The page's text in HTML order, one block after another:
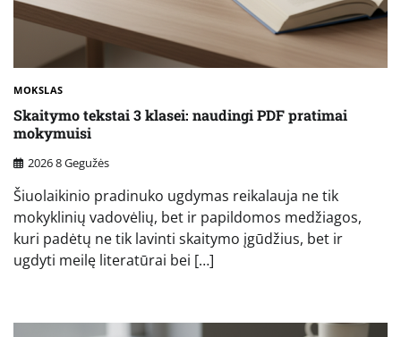
MOKSLAS
Skaitymo tekstai 3 klasei: naudingi PDF pratimai
mokymuisi
2026 8 Gegužės
Šiuolaikinio pradinuko ugdymas reikalauja ne tik
mokyklinių vadovėlių, bet ir papildomos medžiagos,
kuri padėtų ne tik lavinti skaitymo įgūdžius, bet ir
ugdyti meilę literatūrai bei […]